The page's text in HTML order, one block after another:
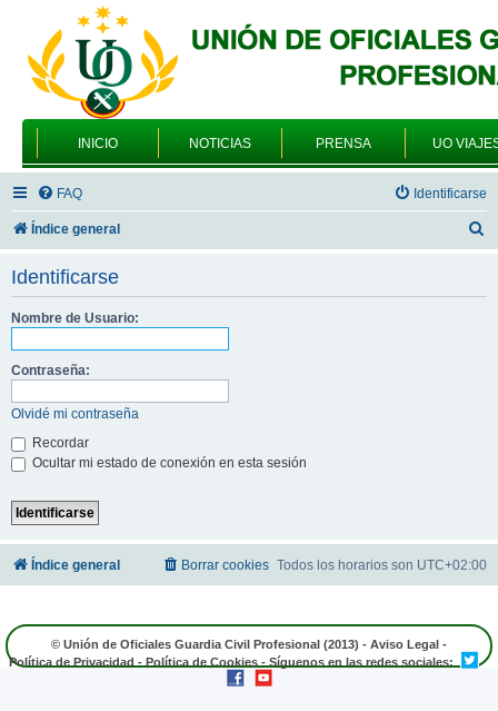
INICIO NOTICIAS PRENSA UO
FAQ Identificarse
Índice general
Identificarse
Nombre de Usuario:
Contraseña:
Olvidé mi contraseña
Recordar
Ocultar mi estado de conexión en esta sesión
Índice general Todos los horarios son UTC+02:00
Borrar cookies
© Unión de Oficiales Guardia Civil Profesional (2013) - Aviso Legal -
Política de Privacidad - Política de Cookies - Síguenos en las redes sociales: